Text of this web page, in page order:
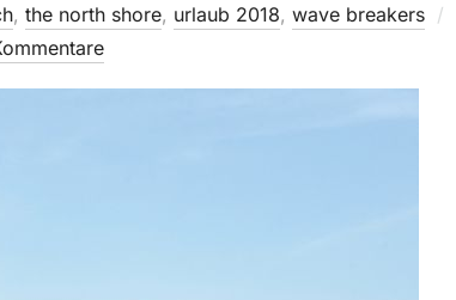
, the north shore, urlaub 2018, wave breakers